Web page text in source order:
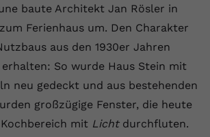
baute Architekt Jan Rösler in
Ferienhaus um. Den Charakter
aus den 1930er Jahren
So wurde Haus Stein mit
neu gedeckt und aus bestehenden
großzügige Fenster, die heute
mit Lichtdurchfluten.